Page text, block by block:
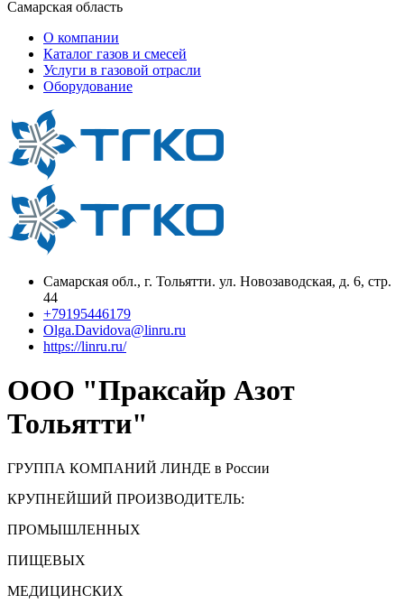
Самарская область
О компании
Каталог газов и смесей
Услуги в газовой отрасли
Оборудование
Самарская обл., г. Тольятти. ул. Новозаводская, д. 6, стр.
44
+79195446179
Olga.Davidova@linru.ru
https://linru.ru/
ООО "Праксайр Азот
Тольятти"
ГРУППА КОМПАНИЙ ЛИНДЕ в России
КРУПНЕЙШИЙ ПРОИЗВОДИТЕЛЬ:
ПРОМЫШЛЕННЫХ
ПИЩЕВЫХ
МЕДИЦИНСКИХ